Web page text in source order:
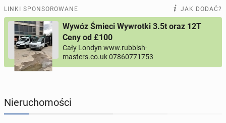
ogłoszeń online
PROFILE KANDYDATÓW 295profili online
USŁUGI 165
KUPIĘ & SPRZEDAM
LINKI SPONSOROWANE JAK DODAĆ?
Wywóz Śmieci Wywrotki 3.5t oraz 12T
Ceny od £100
Cały Londyn www.rubbish-
masters.co.uk 07860771753
Nieruchomości